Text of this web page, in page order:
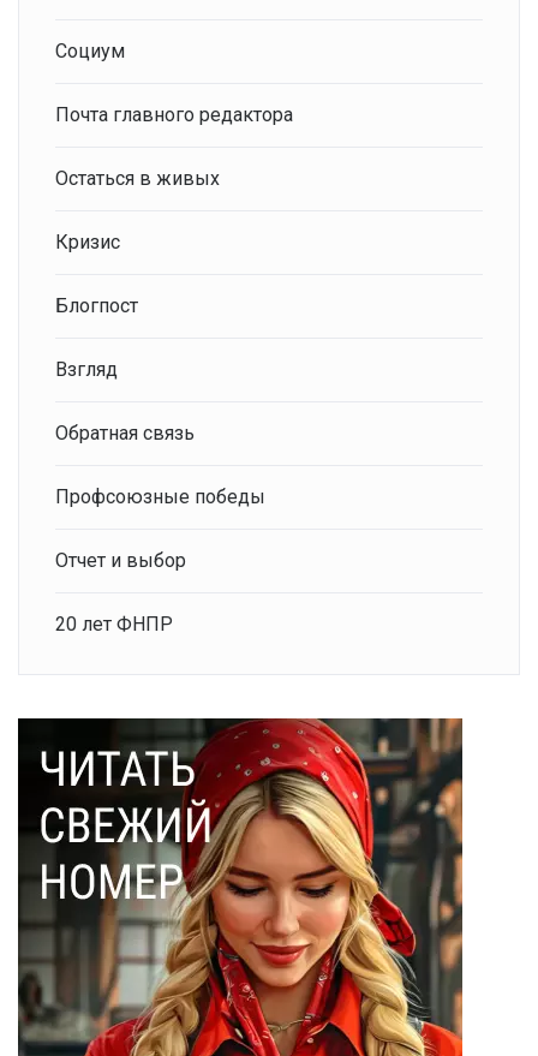
Социум
Почта главного редактора
Остаться в живых
Кризис
Блогпост
Взгляд
Обратная связь
Профсоюзные победы
Отчет и выбор
20 лет ФНПР